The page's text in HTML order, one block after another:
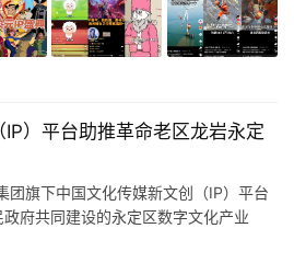
）平台助推革命老区龙岩永定
团旗下中国文化传媒新文创（IP）平台
府共同建设的永定区数字文化产业